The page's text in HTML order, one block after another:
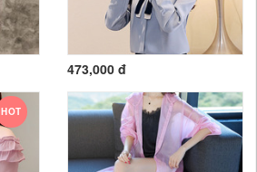
473,000 đ
HOT